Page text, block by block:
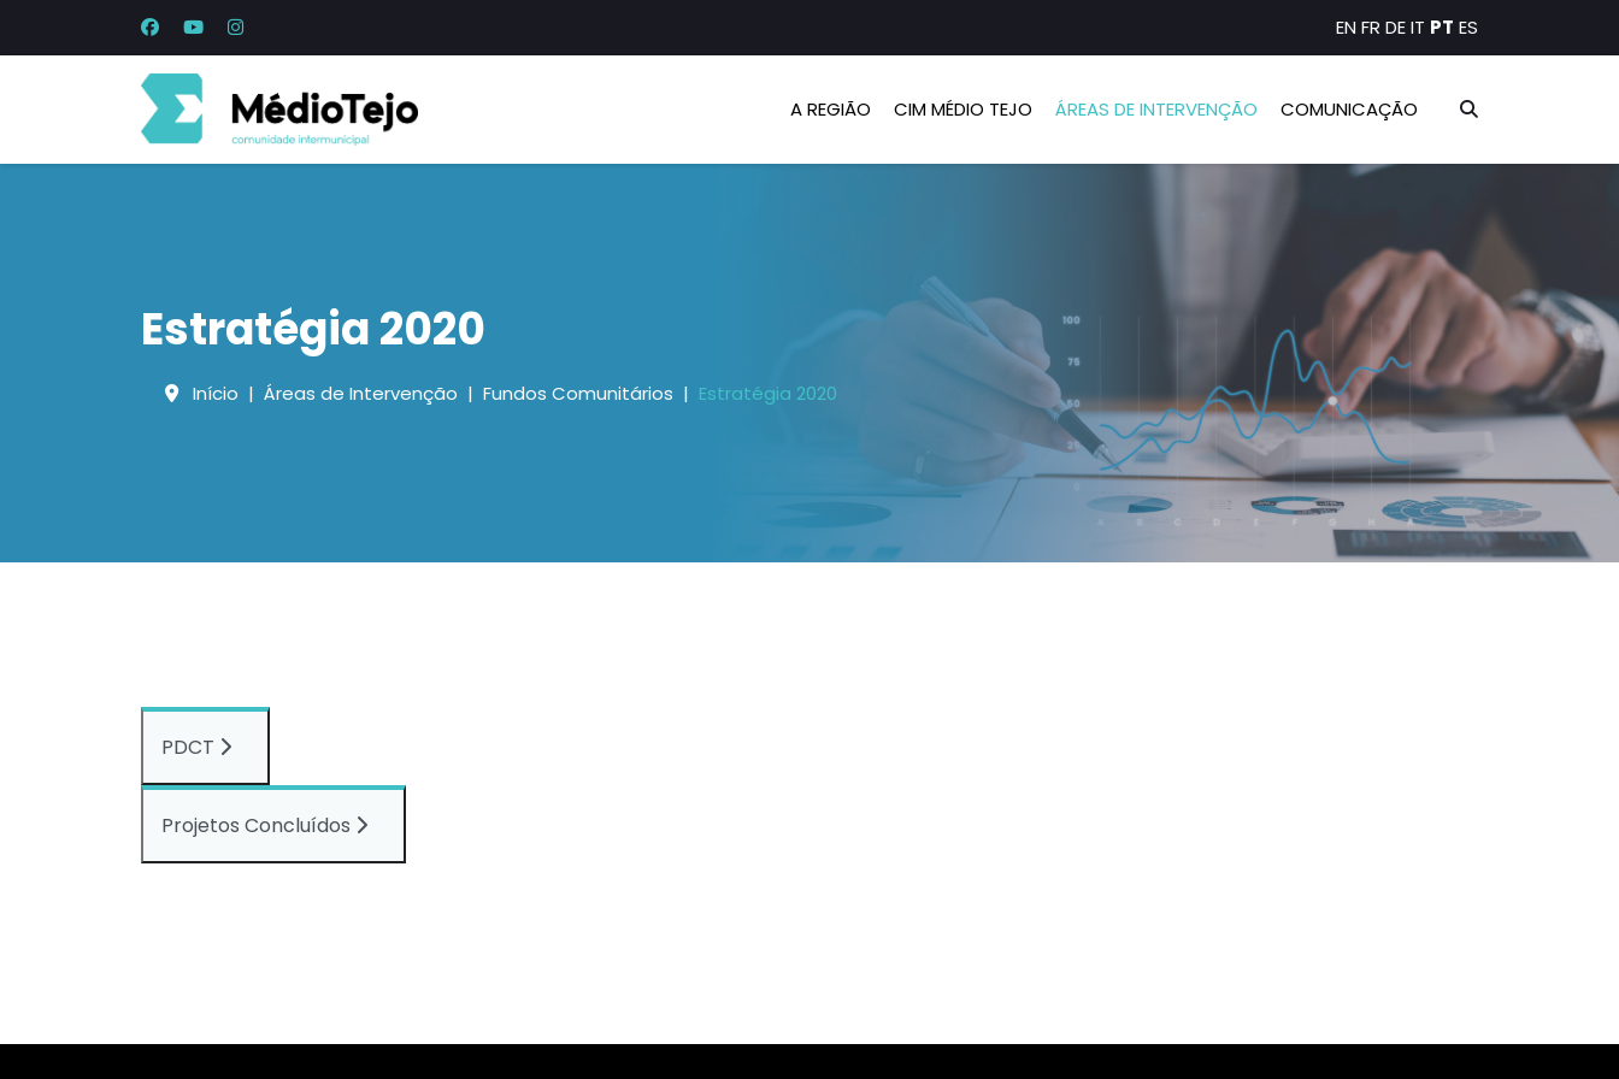
EN FR DEIT PT ES
A REGIÃO CIM MÉDIO TEJO ÁREAS DE INTERVENÇÃO COMUNICAÇÃO
Estratégia 2020
Início Áreas de Intervenção Fundos Comunitários Estratégia 2020
PDCT
Projetos Concluídos